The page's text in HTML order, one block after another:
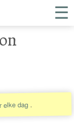
☰
elke dag .